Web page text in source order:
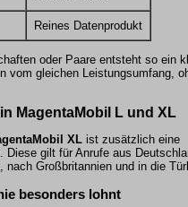
Reines Datenprodukt
oder Paare entsteht so ein
vom gleichen Leistungsumfang,
MagentaMobil L und XL
XL ist zusätzlich eine
Diese gilt für Anrufe aus
Großbritannien und in die
besonders lohnt